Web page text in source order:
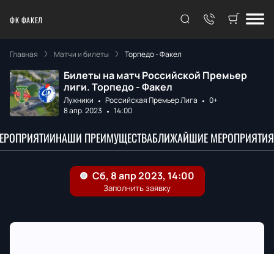
ФК ФАКЕЛ
Главная Матчи и билеты Торпедо - Факел
Билеты на матч Российской Премьер
лиги. Торпедо - Факел
Лужники Российская Премьер Лига
0+
8 апр. 2023
14:00
НАШИ ПРЕИМУЩЕСТВАБЛИЖАЙШИЕ МЕРОПРИЯТИЯ